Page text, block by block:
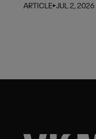
ARTICLE⏵JUL 2, 2026